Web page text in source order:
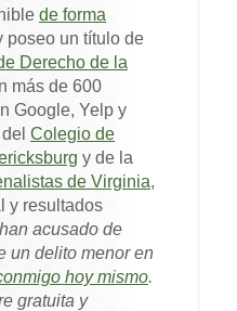
de forma
poseo un título de
Derecho de la
más de 600
Google, Yelp y
Colegio de
y de la
de Virginia,
y resultados
acusado de
un delito menor en
hoy mismo.
gratuita y